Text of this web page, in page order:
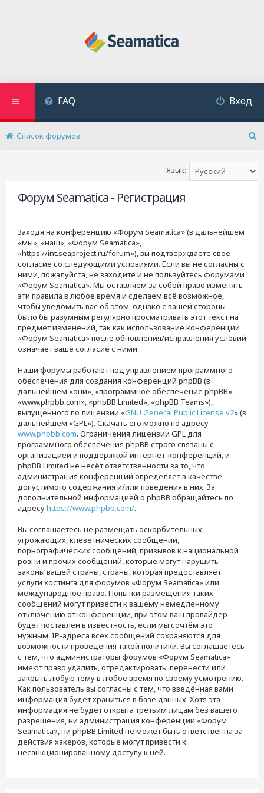
FAQ Вход
Список форумов
Язык:
Форум Seamatica - Регистрация
Заходя на конференцию «Форум Seamatica» (в дальнейшем
«мы», «наш», «Форум Seamatica»,
«https://int.seaproject.ru/forum»), вы подтверждаете своё
согласие со следующими условиями. Если вы не согласны с
ними, пожалуйста, не заходите и не пользуйтесь форумами
«Форум Seamatica». Мы оставляем за собой право изменять
эти правила в любое время и сделаем всё возможное,
чтобы уведомить вас об этом, однако с вашей стороны
было бы разумным регулярно просматривать этот текст на
предмет изменений, так как использование конференции
«Форум Seamatica» после обновления/исправления условий
означает ваше согласие с ними.
Наши форумы работают под управлением программного
обеспечения для создания конференций phpBB (в
дальнейшем «они», «программное обеспечение phpBB»,
«www.phpbb.com», «phpBB Limited», «phpBB Teams»),
выпущенного по лицензии «GNU General Public License v2» (в
дальнейшем «GPL»). Скачать его можно по адресу
www.phpbb.com. Ограничения лицензии GPL для
программного обеспечения phpBB строго связаны с
организацией и поддержкой интернет-конференций, и
phpBB Limited не несёт ответственности за то, что
администрация конференций определяет в качестве
допустимого содержания и/или поведения в них. За
дополнительной информацией о phpBB обращайтесь по
адресуhttps://www.phpbb.com/.
Вы соглашаетесь не размещать оскорбительных,
угрожающих, клеветнических сообщений,
порнографических сообщений, призывов к национальной
розни и прочих сообщений, которые могут нарушить
законы вашей страны, страны, которая предоставляет
услуги хостинга для форумов «Форум Seamatica» или
международное право. Попытки размещения таких
сообщений могут привести к вашему немедленному
отключению от конференции, при этом ваш провайдер
будет поставлен в известность, если мы сочтём это
нужным. IP-адреса всех сообщений сохраняются для
возможности проведения такой политики. Вы соглашаетесь
с тем, что администраторы форумов «Форум Seamatica»
имеют право удалить, отредактировать, перенести или
закрыть любую тему в любое время по своему усмотрению.
Как пользователь вы согласны с тем, что введённая вами
информация будет храниться в базе данных. Хотя эта
информация не будет открыта третьим лицам без вашего
разрешения, ни администрация конференции «Форум
Seamatica», ни phpBB Limited не может быть ответственна за
действия хакеров, которые могут привести к
несанкционированному доступу к ней.